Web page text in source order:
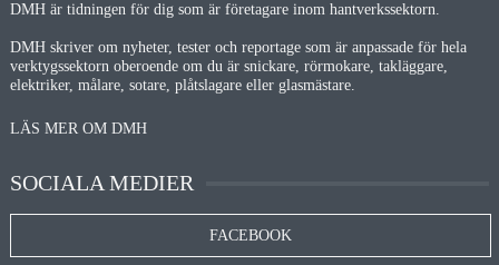
DMH är tidningen för dig som är företagare inom hantverkssektorn.
DMH skriver om nyheter, tester och reportage som är anpassade för hela
verktygssektorn oberoende om du är snickare, rörmokare, takläggare,
elektriker, målare, sotare, plåtslagare eller glasmästare.
LÄS MER OM DMH
SOCIALA MEDIER
FACEBOOK